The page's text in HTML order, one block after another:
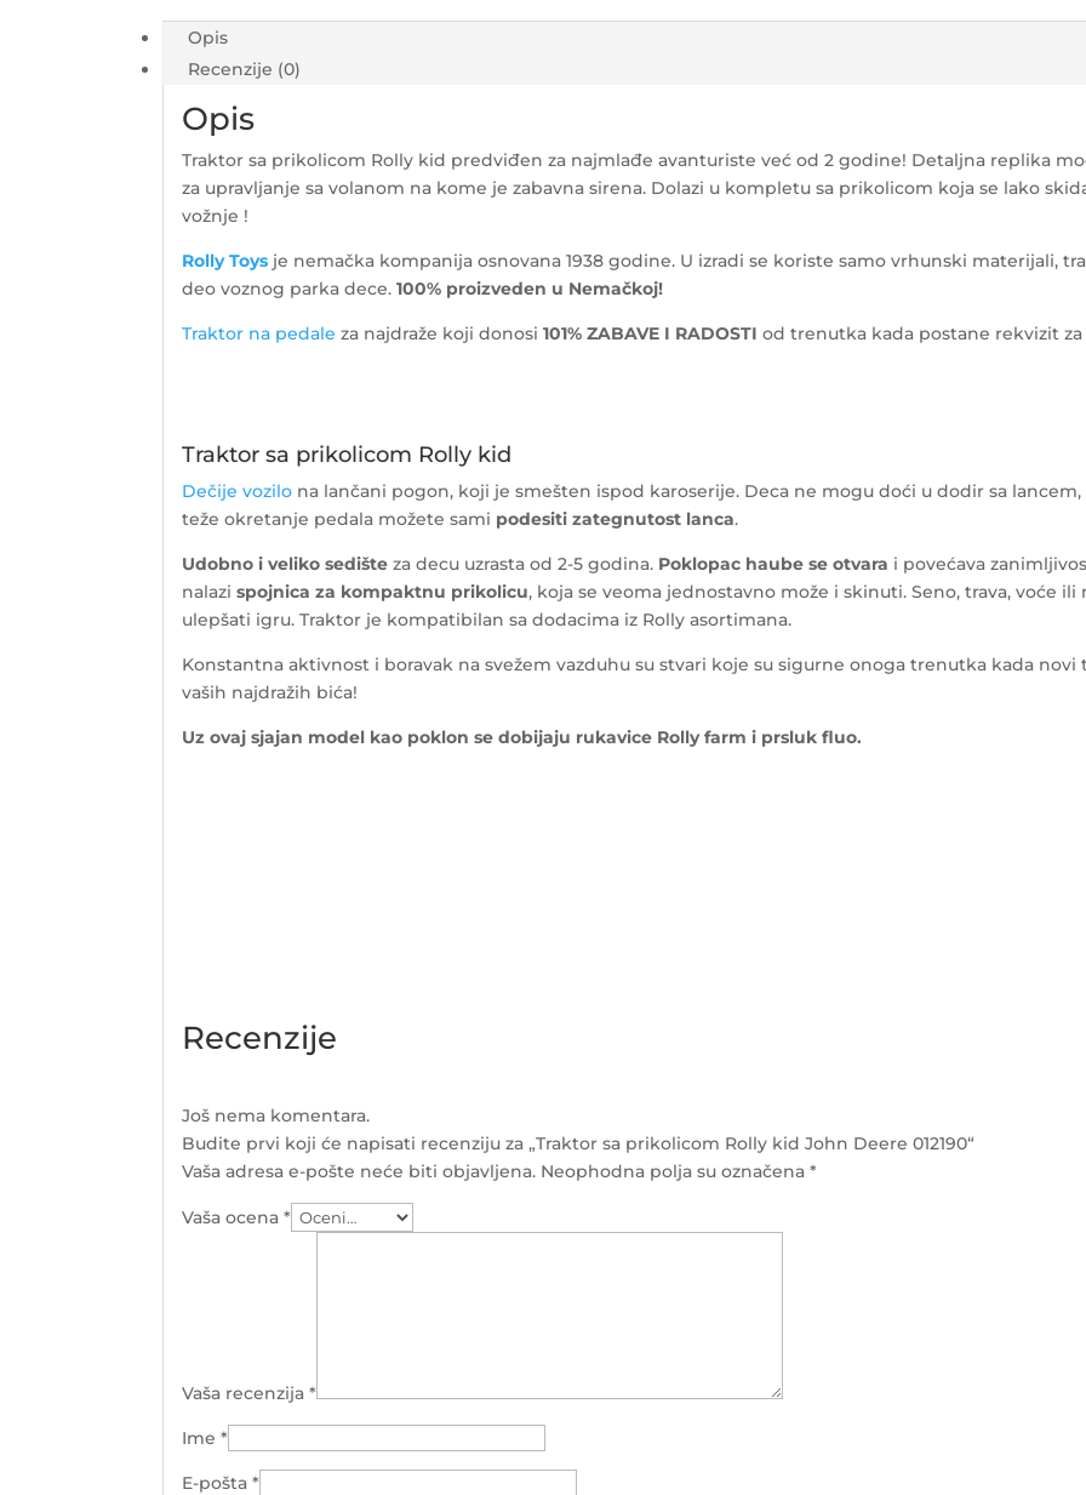
Deere
012190
količina
Opis
Recenzije (0)
Opis
Traktor sa prikolicom Rolly kid predviđen za najmlađe avanturiste već od 2 godine! Detaljna replika
za upravljanje sa volanom na kome je zabavna sirena. Dolazi u kompletu sa prikolicom koja se lako
vožnje !
Rolly Toys je nemačka kompanija osnovana 1938 godine. U izradi se koriste samo vrhunski materijali,
deo voznog parka dece.100% proizveden u Nemačkoj!
Traktor na pedale za najdraže koji donosi101% ZABAVE I RADOSTI od trenutka kada postane rekvizit
Traktor sa prikolicom Rolly kid
Dečije vozilo na lančani pogon, koji je smešten ispod karoserije. Deca ne mogu doći u dodir sa
teže okretanje pedala možete sami podesiti zategnutost lanca.
Udobno i veliko sedište za decu uzrasta od 2-5 godina. Poklopac haube se otvara i povećava
nalazispojnica za kompaktnu prikolicu, koja se veoma jednostavno može i skinuti. Seno, trava, voće
ulepšati igru. Traktor je kompatibilan sa dodacima iz Rolly asortimana.
Konstantna aktivnost i boravak na svežem vazduhu su stvari koje su sigurne onoga trenutka kada
vaših najdražih bića!
Uz ovaj sjajan model kao poklon se dobijaju rukavice Rolly farm i prsluk fluo.
Recenzije
Još nema komentara.
Budite prvi koji će napisati recenziju za „Traktor sa prikolicom Rolly kid John Deere 012190“
Vaša adresa e-pošte neće biti objavljena. Neophodna polja su označena*
Vaša ocena*
Vaša recenzija*
Ime*
E-pošta*